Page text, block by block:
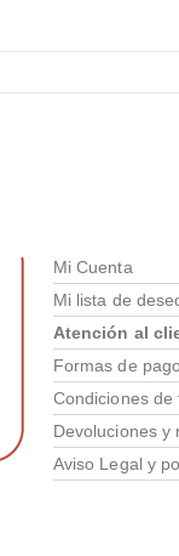
Mi Cuenta
Mi lista de
Atención al
Formas de pago
Condiciones de
Devoluciones y
Aviso Legal y